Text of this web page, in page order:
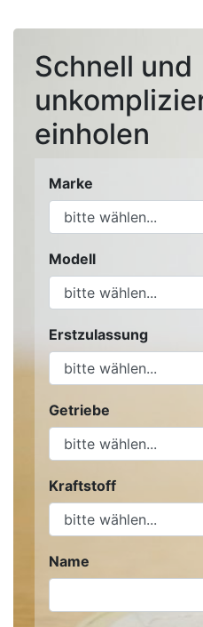
Schnell und
einholen
Marke
Modell
Erstzulassung
Getriebe
Kraftstoff
Name